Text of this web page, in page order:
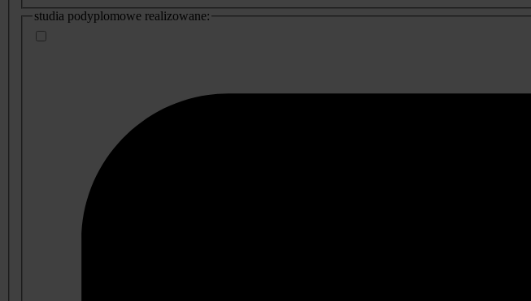
studia podyplomowe realizowane: